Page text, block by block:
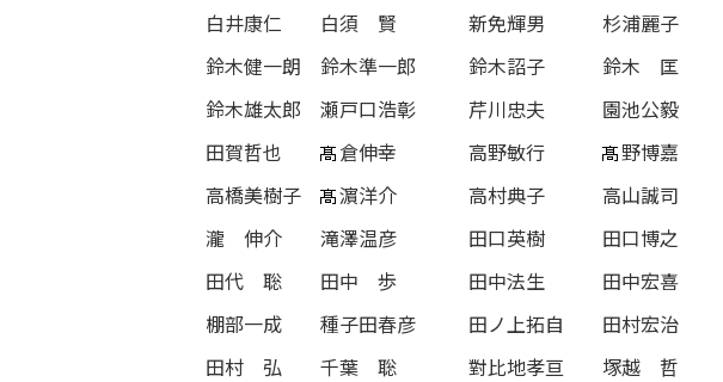
白井康仁
白須 賢 新免輝男
杉浦麗子
鈴木健一朗
鈴木準一郎 鈴木詔子
鈴木 匡
鈴木雄太郎
瀬戸口浩彰 芹川忠夫
園池公毅
田賀哲也
倉伸幸 高野敏行
野博嘉
高橋美樹子
濵洋介 高村典子
高山誠司
瀧 伸介
滝澤温彦 田口英樹
田口博之
田代 聡
田中 歩 田中法生
田中宏喜
棚部一成
種子田春彦 田ノ上拓自
田村宏治
田村 弘
千葉 聡 對比地孝亘
塚越 哲